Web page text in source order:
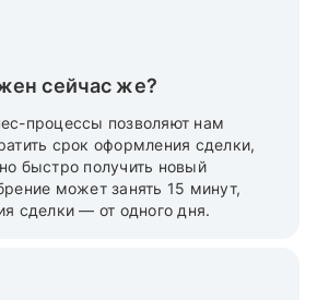
сейчас же?
процессы позволяют нам
срок оформления сделки,
быстро получить новый
может занять 15 минут,
сделки — от одного дня.